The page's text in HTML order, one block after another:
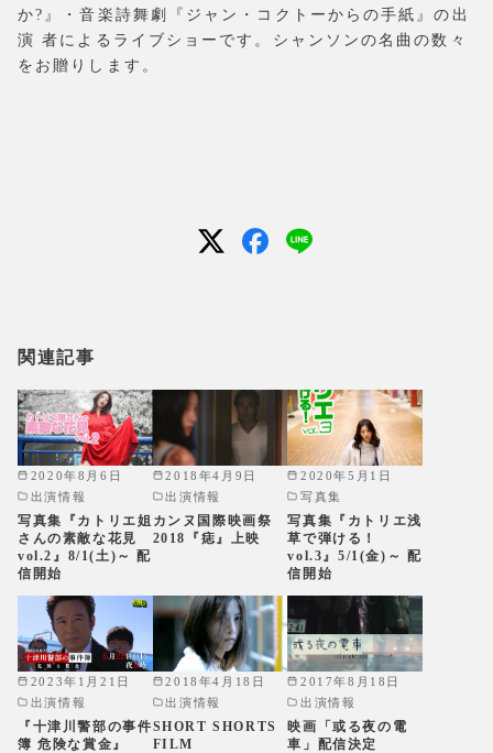
か?』・音楽詩舞劇『ジャン・コクトーからの手紙』の出
演 者によるライブショーです。シャンソンの名曲の数々
をお贈りします。
関連記事
2020年8月6日
出演情報
写真集『カトリエ姐
さんの素敵な花見
vol.2』8/1(土)～ 配
信開始
2018年4月9日
出演情報
カンヌ国際映画祭
2018『痣』上映
2020年5月1日
写真集
写真集『カトリエ浅
草で弾ける！
vol.3』5/1(金)～ 配
信開始
2023年1月21日
出演情報
『十津川警部の事件
簿 危険な賞金』
2018年4月18日
出演情報
SHORT SHORTS
FILM
2017年8月18日
出演情報
映画「或る夜の電
車」配信決定